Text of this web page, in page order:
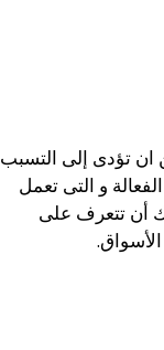
تؤدى إلى التسبب
و التى تعمل
أن تتعرف على